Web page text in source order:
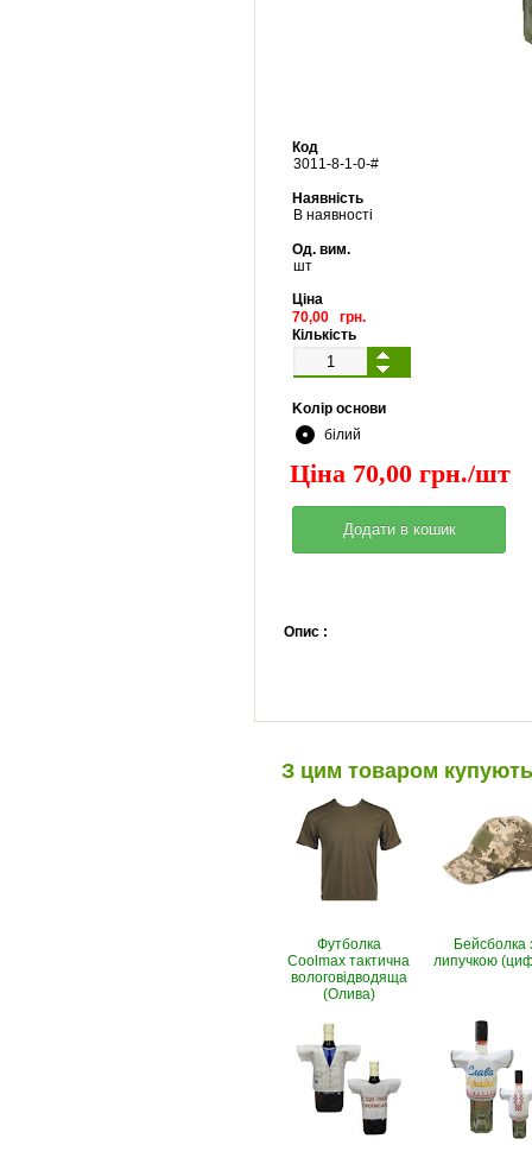
Код
3011-8-1-0-#
Наявність
В наявності
Од. вим.
шт
Ціна
70,00 грн.
Кількість
Kолір основи
білий
Ціна 70,00 грн./шт
Опис :
З цим товаром купують
Футболка
Coolmax тактична
вологовiдводяща
(Олива)
Бейсболка
липучкою